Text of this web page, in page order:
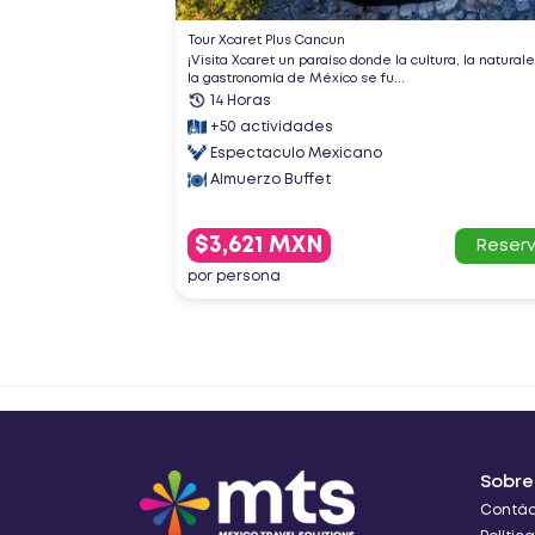
Tour Xcaret Plus Cancun
¡Visita Xcaret un paraíso donde la cultura, la
la gastronomía de México se fu...
14 Horas
+50 actividades
Espectaculo Mexicano
Almuerzo Buffet
$3,621 MXN
por persona